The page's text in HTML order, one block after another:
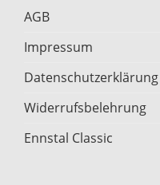
AGB
Impressum
Datenschutzerklärung
Widerrufsbelehrung
Ennstal Classic